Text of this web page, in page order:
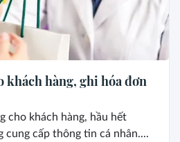
khách hàng, ghi hóa đơn
cho khách hàng, hầu hết
cung cấp thông tin cá nhân....